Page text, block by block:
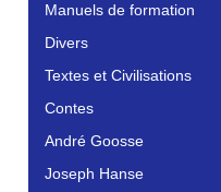
Manuels de formation
Divers
Textes et Civilisations
Contes
André Goosse
Joseph Hanse